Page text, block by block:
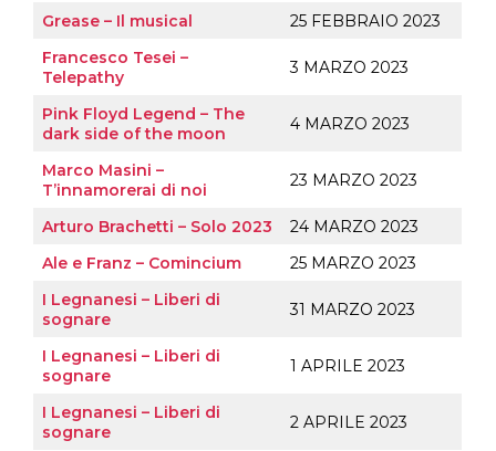
Grease – Il musical
25 FEBBRAIO 2023
Francesco Tesei –
Telepathy
3 MARZO 2023
Pink Floyd Legend – The
dark side of the moon
4 MARZO 2023
Marco Masini –
T’innamorerai di noi
23 MARZO 2023
Arturo Brachetti – Solo 2023
24 MARZO 2023
Ale e Franz – Comincium
25 MARZO 2023
I Legnanesi – Liberi di
sognare
31 MARZO 2023
I Legnanesi – Liberi di
sognare
1 APRILE 2023
I Legnanesi – Liberi di
sognare
2 APRILE 2023